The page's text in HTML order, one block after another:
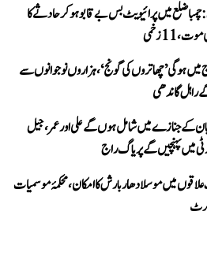
ضلع میں پرائیویٹ بس بے قابو ہوکر حادثے کا
ہوگی ’چھاتروں کی گونج‘، ہزاروں نوجوانوں سے
راہل گاندھی
کے جنازے میں شامل ہوں گے علی اور عمر، جیل
میں پہنچیں گے پریاگ راج
میں موسلادھار بارش کا امکان، محکمۂ موسمیات